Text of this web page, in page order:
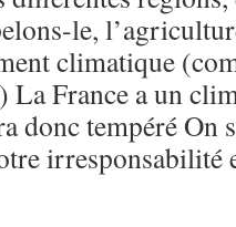
le,
climatique
France a un
donc tempéré On